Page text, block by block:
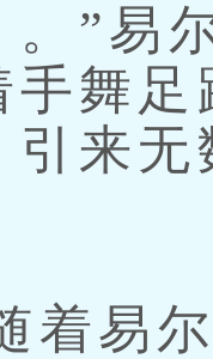
。”易
手舞
引来
易尔